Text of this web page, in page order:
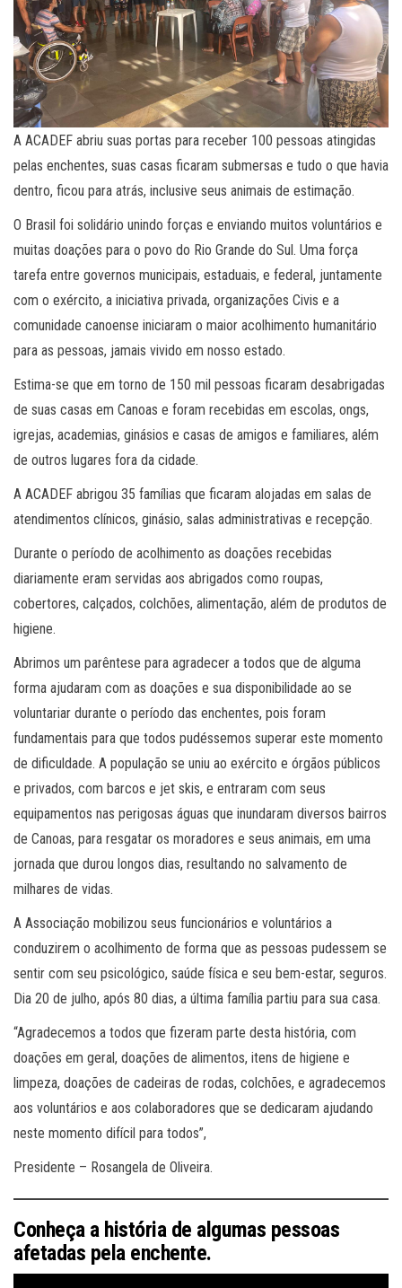
A ACADEF abriu suas portas para receber 100 pessoas atingidas
pelas enchentes, suas casas ficaram submersas e tudo o que havia
dentro, ficou para atrás, inclusive seus animais de estimação.
O Brasil foi solidário unindo forças e enviando muitos voluntários e
muitas doações para o povo do Rio Grande do Sul. Uma força
tarefa entre governos municipais, estaduais, e federal, juntamente
com o exército, a iniciativa privada, organizações Civis e a
comunidade canoense iniciaram o maior acolhimento humanitário
para as pessoas, jamais vivido em nosso estado.
Estima-se que em torno de 150 mil pessoas ficaram desabrigadas
de suas casas em Canoas e foram recebidas em escolas, ongs,
igrejas, academias, ginásios e casas de amigos e familiares, além
de outros lugares fora da cidade.
A ACADEF abrigou 35 famílias que ficaram alojadas em salas de
atendimentos clínicos, ginásio, salas administrativas e recepção.
Durante o período de acolhimento as doações recebidas
diariamente eram servidas aos abrigados como roupas,
cobertores, calçados, colchões, alimentação, além de produtos de
higiene.
Abrimos um parêntese para agradecer a todos que de alguma
forma ajudaram com as doações e sua disponibilidade ao se
voluntariar durante o período das enchentes, pois foram
fundamentais para que todos pudéssemos superar este momento
de dificuldade. A população se uniu ao exército e órgãos públicos
e privados, com barcos e jet skis, e entraram com seus
equipamentos nas perigosas águas que inundaram diversos bairros
de Canoas, para resgatar os moradores e seus animais, em uma
jornada que durou longos dias, resultando no salvamento de
milhares de vidas.
A Associação mobilizou seus funcionários e voluntários a
conduzirem o acolhimento de forma que as pessoas pudessem se
sentir com seu psicológico, saúde física e seu bem-estar, seguros.
Dia 20 de julho, após 80 dias, a última família partiu para sua casa.
“Agradecemos a todos que fizeram parte desta história, com
doações em geral, doações de alimentos, itens de higiene e
limpeza, doações de cadeiras de rodas, colchões, e agradecemos
aos voluntários e aos colaboradores que se dedicaram ajudando
neste momento difícil para todos”,
Presidente – Rosangela de Oliveira.
Conheça a história de algumas pessoas
afetadas pela enchente.